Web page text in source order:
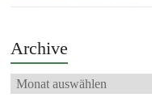
Archive